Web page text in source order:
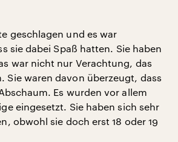
geschlagen und es war
sie dabei Spaß hatten. Sie haben
war nicht nur Verachtung, das
Sie waren davon überzeugt, dass
Es wurden vor allem
eingesetzt. Sie haben sich sehr
obwohl sie doch erst 18 oder 19